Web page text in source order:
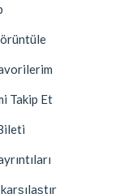
Takip Et